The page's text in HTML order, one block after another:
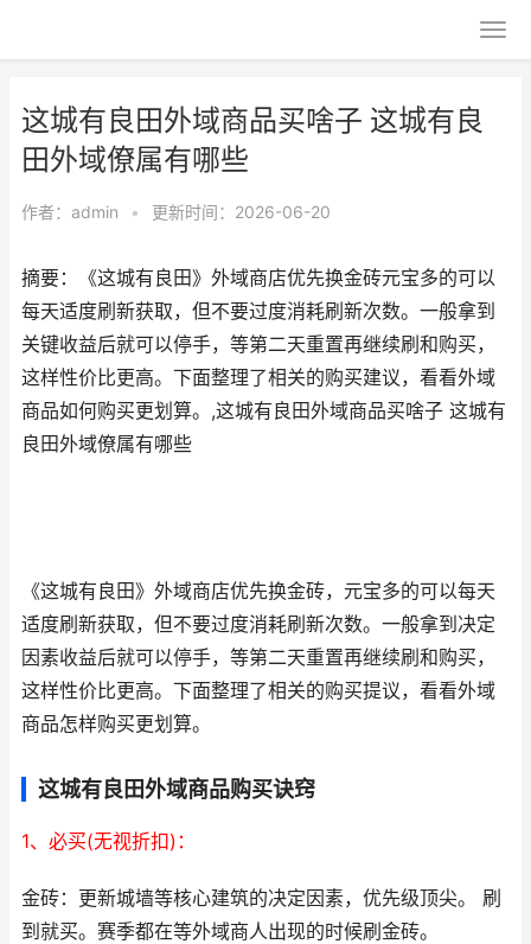
这城有良田外域商品买啥子 这城有良
田外域僚属有哪些
作者： admin • 更新时间：2026-06-20
摘要：《这城有良田》外域商店优先换金砖元宝多的可以
每天适度刷新获取，但不要过度消耗刷新次数。一般拿到
关键收益后就可以停手，等第二天重置再继续刷和购买，
这样性价比更高。下面整理了相关的购买建议，看看外域
商品如何购买更划算。,这城有良田外域商品买啥子 这城有
良田外域僚属有哪些
《这城有良田》外域商店优先换金砖，元宝多的可以每天
适度刷新获取，但不要过度消耗刷新次数。一般拿到决定
因素收益后就可以停手，等第二天重置再继续刷和购买，
这样性价比更高。下面整理了相关的购买提议，看看外域
商品怎样购买更划算。
这城有良田外域商品购买诀窍
1、必买(无视折扣)：
金砖：更新城墙等核心建筑的决定因素，优先级顶尖。 刷
到就买。赛季都在等外域商人出现的时候刷金砖。